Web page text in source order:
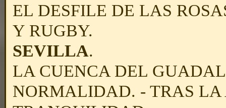
EL DESFILE DE LAS
Y RUGBY.
SEVILLA.
LA CUENCA DEL
NORMALIDAD. - TRAS